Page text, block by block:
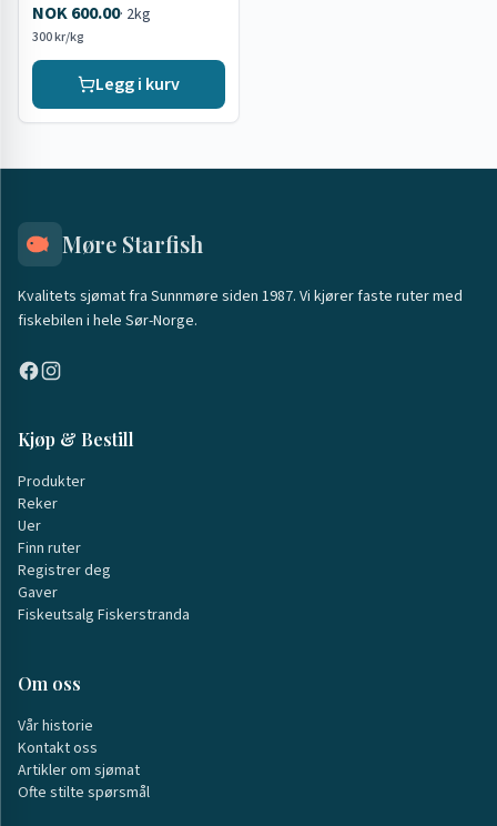
NOK 600.00· 2kg
300 kr/kg
Legg i kurv
Møre Starfish
Kvalitets sjømat fra Sunnmøre siden 1987. Vi kjører faste ruter med
fiskebilen i hele Sør-Norge.
Kjøp & Bestill
Produkter
Reker
Uer
Finn ruter
Registrer deg
Gaver
Fiskeutsalg Fiskerstranda
Om oss
Vår historie
Kontakt oss
Artikler om sjømat
Ofte stilte spørsmål